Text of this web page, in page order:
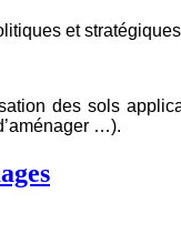
et
des sols
…).